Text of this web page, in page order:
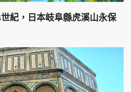
紀，日本岐阜縣虎溪山永保